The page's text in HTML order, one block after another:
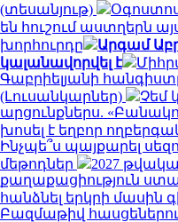
(տեսանյութ)
են հուշում աստղերն
խորհուրդը
Արգամ
կալանավորվել է
Գաբրիելյանի
(Լուսանկարներ)
Չեմ
արցունքներս.
խոսել է եղբոր
Ինչպե՞ս պայքարել
մեթոդներ
2027
քաղաքացիություն
հանձնել երկրի մասին
Բազմաթիվ